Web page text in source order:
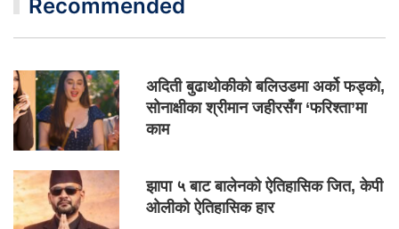
Recommended
अदिती बुढाथोकीको बलिउडमा अर्को फड्को,
सोनाक्षीका श्रीमान जहीरसँग ‘फरिश्ता’मा
काम
झापा ५ बाट बालेनको ऐतिहासिक जित, केपी
ओलीको ऐतिहासिक हार